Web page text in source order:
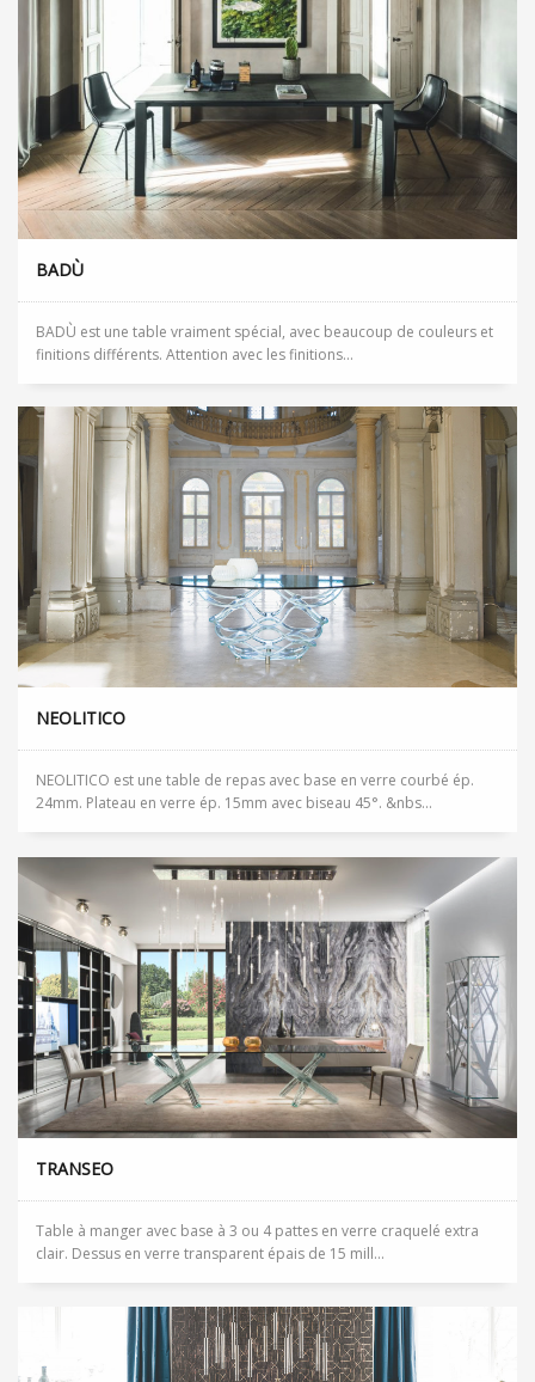
BADÙ
BADÙ est une table vraiment spécial, avec beaucoup de couleurs et
finitions différents. Attention avec les finitions...
NEOLITICO
NEOLITICO est une table de repas avec base en verre courbé ép.
24mm. Plateau en verre ép. 15mm avec biseau 45°. &nbs...
TRANSEO
Table à manger avec base à 3 ou 4 pattes en verre craquelé extra
clair. Dessus en verre transparent épais de 15 mill...